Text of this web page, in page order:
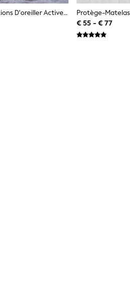
Ensemble FBC De 2 Protections D'oreiller Actives De Refroidissement Blanc
€ 55 - € 77